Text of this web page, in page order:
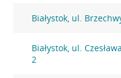
Białystok, ul.
Białystok, ul.
2